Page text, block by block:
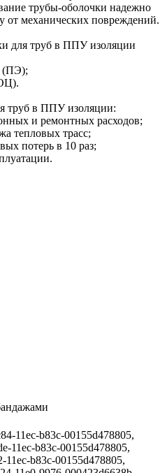
трубы-оболочки надежно
от механических повреждений.
для труб в ППУ изоляции
(ПЭ);
труб в ППУ изоляции:
и ремонтных расходов;
тепловых трасс;
потерь в 10 раз;
11ec-b83c-00155d478805,
11ec-b83c-00155d478805,
b83c-00155d478805,